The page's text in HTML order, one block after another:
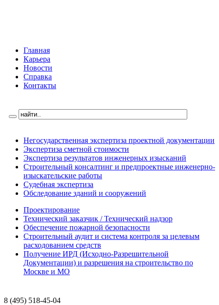
Главная
Карьера
Новости
Справка
Контакты
Негосударственная экспертиза проектной документации
Экспертиза сметной стоимости
Экспертиза результатов инженерных изысканий
Строительный консалтинг и предпроектные инженерно-
изыскательские работы
Судебная экспертиза
Обследование зданий и сооружений
Проектирование
Технический заказчик / Технический надзор
Обеспечение пожарной безопасности
Строительный аудит и система контроля за целевым
расходованием средств
Получение ИРД (Исходно-Разрешительной
Документации) и разрешения на строительство по
Москве и МО
8 (495) 518-45-04